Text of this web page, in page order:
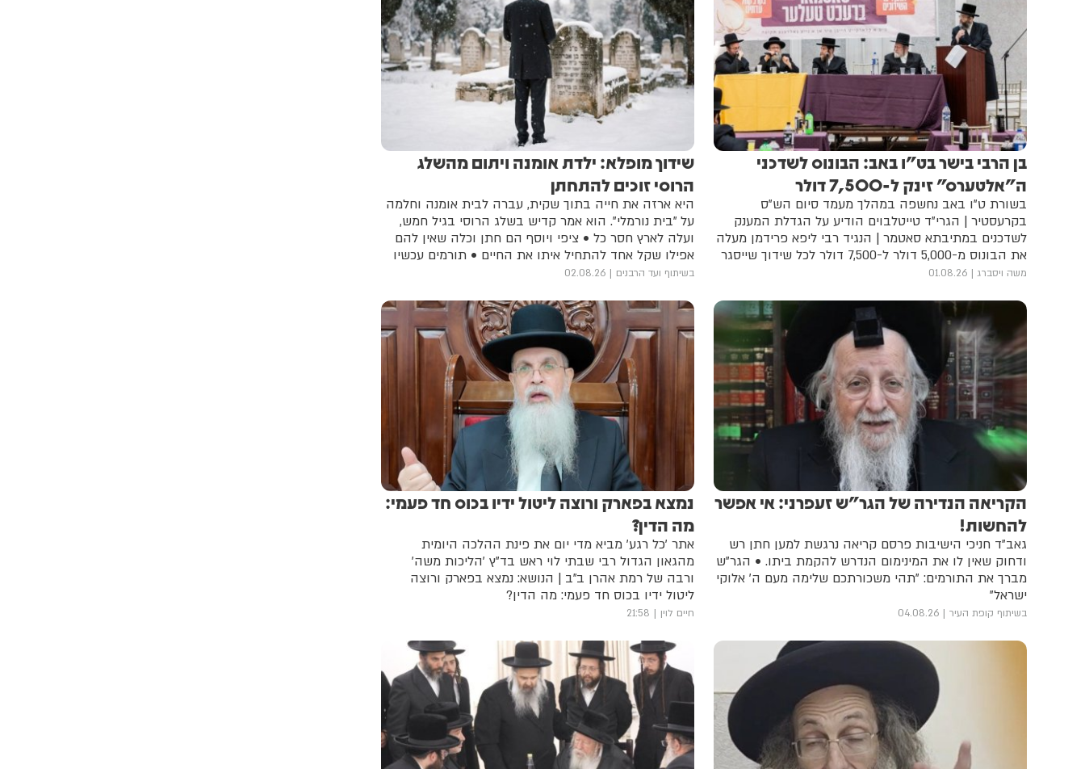
בן הרבי בישר בט"ו באב: הבונוס לשדכני
ה"אלטערס" זינק ל-7,500 דולר
בשורת ט"ו באב נחשפה במהלך מעמד סיום הש"ס
בקרעסטיר | הגרי"ד טייטלבוים הודיע על הגדלת המענק
לשדכנים במתיבתא סאטמר | הנגיד רבי ליפא פרידמן מעלה
את הבונוס מ-5,000 דולר ל-7,500 דולר לכל שידוך שייסגר
עד חג הסוכות | בחסידות מקווים לתנופה מחודשת
משה ויסברג 01.08.26
שידוך מופלא: ילדת אומנה ויתום מהשלג
הרוסי זוכים להתחתן
היא ארזה את חייה בתוך שקית, עברה לבית אומנה וחלמה
על "בית נורמלי". הוא אמר קדיש בשלג הרוסי בגיל חמש,
ועלה לארץ חסר כל • ציפי ויוסף הם חתן וכלה שאין להם
אפילו שקל אחד להתחיל איתו את החיים • תורמים עכשיו
בשיתוף ועד הרבנים 02.08.26
הקריאה הנדירה של הגר"ש זעפרני: אי אפשר
להחשות!
גאב"ד חניכי הישיבות פרסם קריאה נרגשת למען חתן רש
ודחוק שאין לו את המינימום הנדרש להקמת ביתו. • הגר"ש
מברך את התורמים: "תהי משכורתכם שלימה מעם ה' אלוקי
ישראל"
בשיתוף קופת העיר 04.08.26
נמצא בפארק ורוצה ליטול ידיו בכוס חד פעמי:
מה הדין?
אתר 'כל רגע' מביא מדי יום את פינת ההלכה היומית
מהגאון הגדול רבי שבתי לוי ראש בד"ץ 'הליכות משה'
ורבה של רמת אהרן ב"ב | הנושא: נמצא בפארק ורוצה
ליטול ידיו בכוס חד פעמי: מה הדין?
חיים לוין 21:58